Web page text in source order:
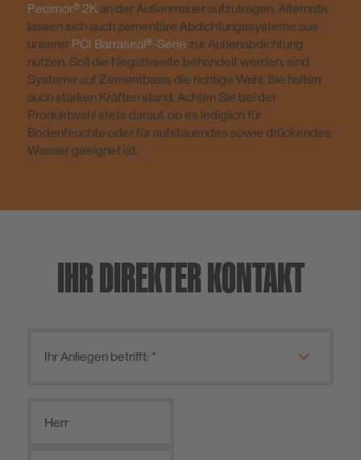
Pecimor® 2Kan der Außenmauer aufzutragen. Alternativ
lassen sich auch zementäre Abdichtungssysteme aus
unserer PCI Barraseal®-Serie zur Außenabdichtung
nutzen. Soll die Negativseite behandelt werden, sind
Systeme auf Zementbasis die richtige Wahl. Sie halten
auch starken Kräften stand. Achten Sie bei der
Produktwahl stets darauf, ob es lediglich für
Bodenfeuchte oder für aufstauendes sowie drückendes
Wasser geeignet ist.
IHR DIREKTER KONTAKT
Herr